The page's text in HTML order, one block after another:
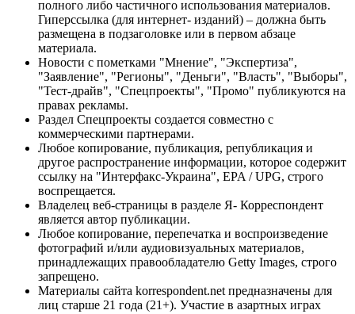
полного либо частичного использования материалов.
Гиперссылка (для интернет- изданий) – должна быть
размещена в подзаголовке или в первом абзаце
материала.
Новости с пометками "Мнение", "Экспертиза",
"Заявление", "Регионы", "Деньги", "Власть", "Выборы",
"Тест-драйв", "Спецпроекты", "Промо" публикуются на
правах рекламы.
Раздел Спецпроекты создается совместно с
коммерческими партнерами.
Любое копирование, публикация, републикация и
другое распространение информации, которое содержит
ссылку на "Интерфакс-Украина", EPA / UPG, строго
воспрещается.
Владелец веб-страницы в разделе Я- Корреспондент
является автор публикации.
Любое копирование, перепечатка и воспроизведение
фотографий и/или аудиовизуальных материалов,
принадлежащих правообладателю Getty Images, строго
запрещено.
Материалы сайта korrespondent.net предназначены для
лиц старше 21 года (21+). Участие в азартных играх